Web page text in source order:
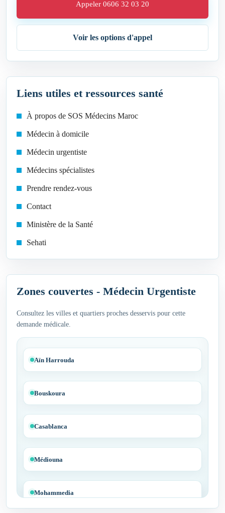
Appeler 0606 32 03 20
Voir les options d'appel
Liens utiles et ressources santé
À propos de SOS Médecins Maroc
Médecin à domicile
Médecin urgentiste
Médecins spécialistes
Prendre rendez-vous
Contact
Ministère de la Santé
Sehati
Zones couvertes - Médecin Urgentiste
Consultez les villes et quartiers proches desservis pour cette
demande médicale.
Aïn Harrouda
Bouskoura
Casablanca
Médiouna
Mohammedia